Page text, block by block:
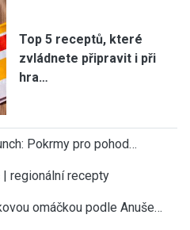
Top 5 receptů, které
zvládnete připravit i při
hra…
Pokrmy pro pohod…
regionální recepty
omáčkou podle Anuše…